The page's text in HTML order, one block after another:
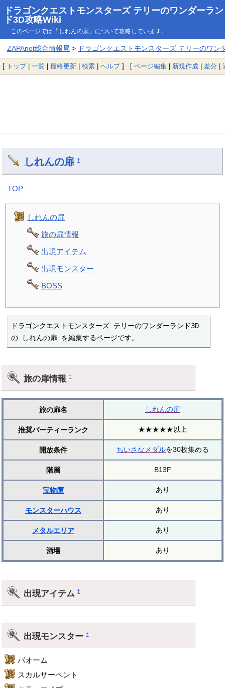
ドラゴンクエストモンスターズ テリーのワンダーラン
ド3D攻略Wiki
このページでは「しれんの扉」について攻略しています。
ZAPAnet総合情報局 > ドラゴンクエストモンスターズ テリーのワン
[ トップ| 一覧 | 最終更新 | 検索 | ヘルプ] [ ページ編集 | 新規作成 | 差分 |
しれんの扉 †
TOP
しれんの扉
旅の扉情報
出現アイテム
出現モンスター
BOSS
ドラゴンクエストモンスターズ テリーのワンダーランド3D
の しれんの扉 を編集するページです。
旅の扉情報†
旅の扉名 しれんの扉
推奨パーティーランク ★★★★★以上
開放条件 ちいさなメダルを30枚集める
階層 B13F
宝物庫 あり
モンスターハウス あり
メタルエリア あり
酒場 あり
出現アイテム†
出現モンスター†
パオーム
スカルサーペント